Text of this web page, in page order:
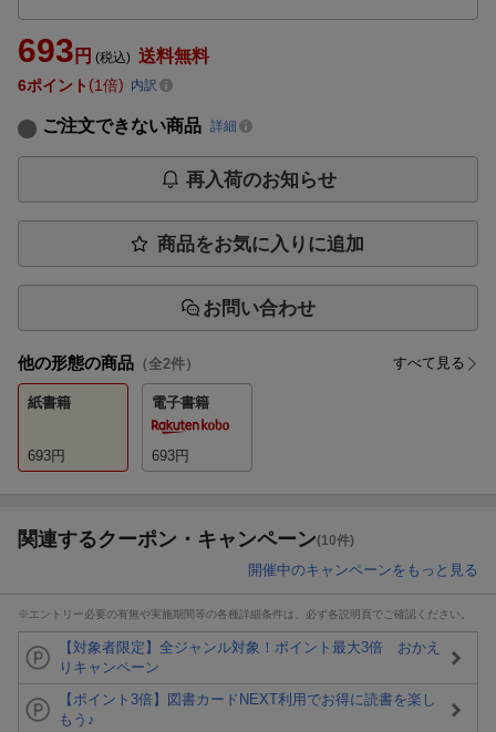
693 円 (税込) 送料無料
6ポイント 1倍 内訳
ご注文できない商品 詳細
再入荷のお知らせ
商品をお気に入りに追加
お問い合わせ
他の形態の商品 （全2件） すべて見る
紙書籍
693円
電子書籍
693円
関連するクーポン・キャンペーン(10件)
開催中のキャンペーンをもっと見る
※エントリー必要の有無や実施期間等の各種詳細条件は、必ず各説明頁でご確認ください。
【対象者限定】全ジャンル対象！ポイント最大3倍 おかえ
りキャンペーン
【ポイント3倍】図書カードNEXT利用でお得に読書を楽し
もう♪